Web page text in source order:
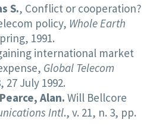
S., Conflict or cooperation?
policy, Whole Earth
1991.
international market
Global Telecom
27 July 1992.
Pearce, Alan. Will Bellcore
Intl., v. 21, n. 3, pp.